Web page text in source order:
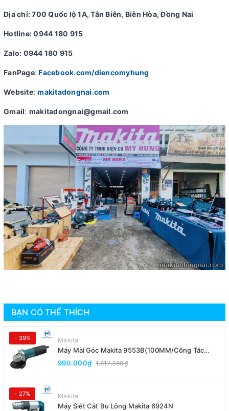
Địa chỉ: 700 Quốc lộ 1A, Tân Biên, Biên Hòa, Đồng Nai
Hotline: 0944 180 915
Zalo: 0944 180 915
FanPage: Facebook.com/diencomyhung
Website:makitadongnai.com
Gmail: makitadongnai@gmail.com
BẠN CÓ THỂ THÍCH
- 39% Makita
Máy Mài Góc Makita 9553B(100MM/Công Tắc
Đuôi)
990.000₫ 1.617.380₫
- 27% Makita
Máy Siết Cắt Bu Lông Makita 6924N